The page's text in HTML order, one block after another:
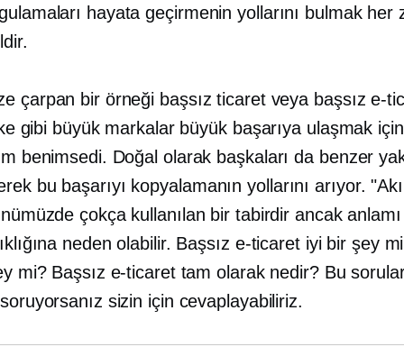
hayata geçirmenin yollarını bulmak her
çarpan bir örneği başsız ticaret veya başsız e-
gibi büyük markalar büyük başarıya ulaşmak
benimsedi. Doğal olarak başkaları da benzer
bu başarıyı kopyalamanın yollarını arıyor.
çokça kullanılan bir tabirdir ancak
neden olabilir. Başsız e-ticaret iyi bir şey
mi? Başsız e-ticaret tam olarak nedir? Bu
sizin için cevaplayabiliriz.